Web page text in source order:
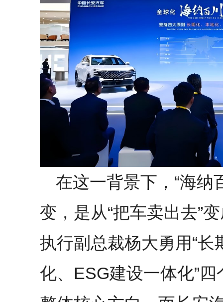
在这一背景下，“海纳
变，是从“把车卖出去”
执行副总裁杨大勇用“
化、ESG建设一体化”